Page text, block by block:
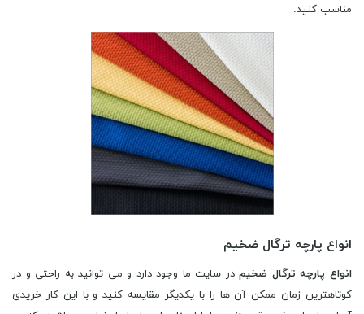
مناسب کنید.
انواع پارچه ترگال ضخیم
انواع پارچه ترگال ضخیمدر سایت ما وجود دارد و می توانید به راحتی و در
کوتاهترین زمان ممکن آن ها را با یکدیگر مقایسه کنید و با این کار خریدی